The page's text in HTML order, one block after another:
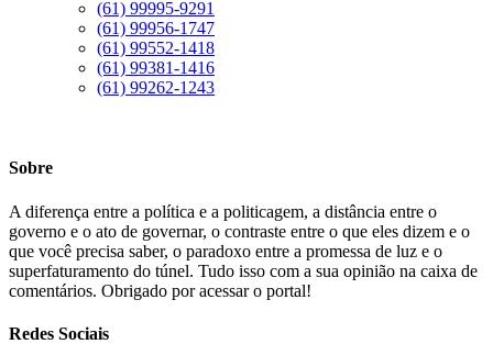
(61) 99995-9291
(61) 99956-1747
(61) 99552-1418
(61) 99381-1416
(61) 99262-1243
Sobre
A diferença entre a política e a politicagem, a distância entre o
governo e o ato de governar, o contraste entre o que eles dizem e o
que você precisa saber, o paradoxo entre a promessa de luz e o
superfaturamento do túnel. Tudo isso com a sua opinião na caixa de
comentários. Obrigado por acessar o portal!
Redes Sociais